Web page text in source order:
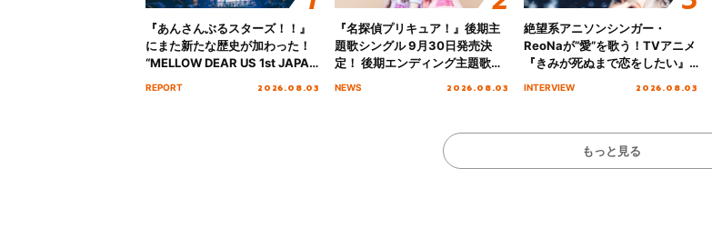
『あんさんぶるスターズ！！』
にまた新たな歴史が加わった！
“MELLOW DEAR US 1st JAPAN
Tour Final「NICE to meet YOU
REPORT 2026.08.03
『名探偵プリキュア！』後期主
題歌シングル 9月30日発売決
定！ 後期エンディング主題歌
「いつかわかる☆きっとあえ
NEWS 2026.08.03
絶望系アニソンシンガー・
ReoNaが“愛”を歌う！TVアニメ
『きみが死ぬまで恋をしたい』
オープニング主題歌「Amore」
INTERVIEW 2026.08.03
もっと見る